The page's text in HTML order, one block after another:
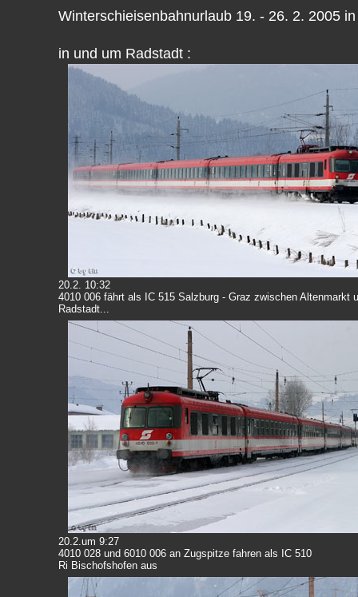
Winterschieisenbahnurlaub 19. - 26. 2. 2005
in und um Radstadt :
20.2. 10:32
4010 006 fährt als IC 515 Salzburg - Graz zwischen Altenmarkt
Radstadt...
20.2.um 9:27
4010 028 und 6010 006 an Zugspitze fahren als IC 510
Ri Bischofshofen aus